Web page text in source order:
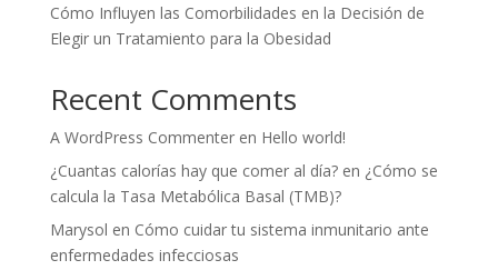
Cómo Influyen las Comorbilidades en la Decisión de
Elegir un Tratamiento para la Obesidad
Recent Comments
A WordPress Commenteren Hello world!
¿Cuantas calorías hay que comer al día?en ¿Cómo se
calcula la Tasa Metabólica Basal (TMB)?
Marysol en Cómo cuidar tu sistema inmunitario ante
enfermedades infecciosas